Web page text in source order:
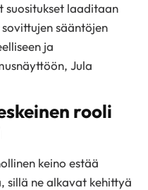
suositukset laaditaan
sääntöjen
ja
Jula
rooli
keino estää
sillä ne alkavat kehittyä